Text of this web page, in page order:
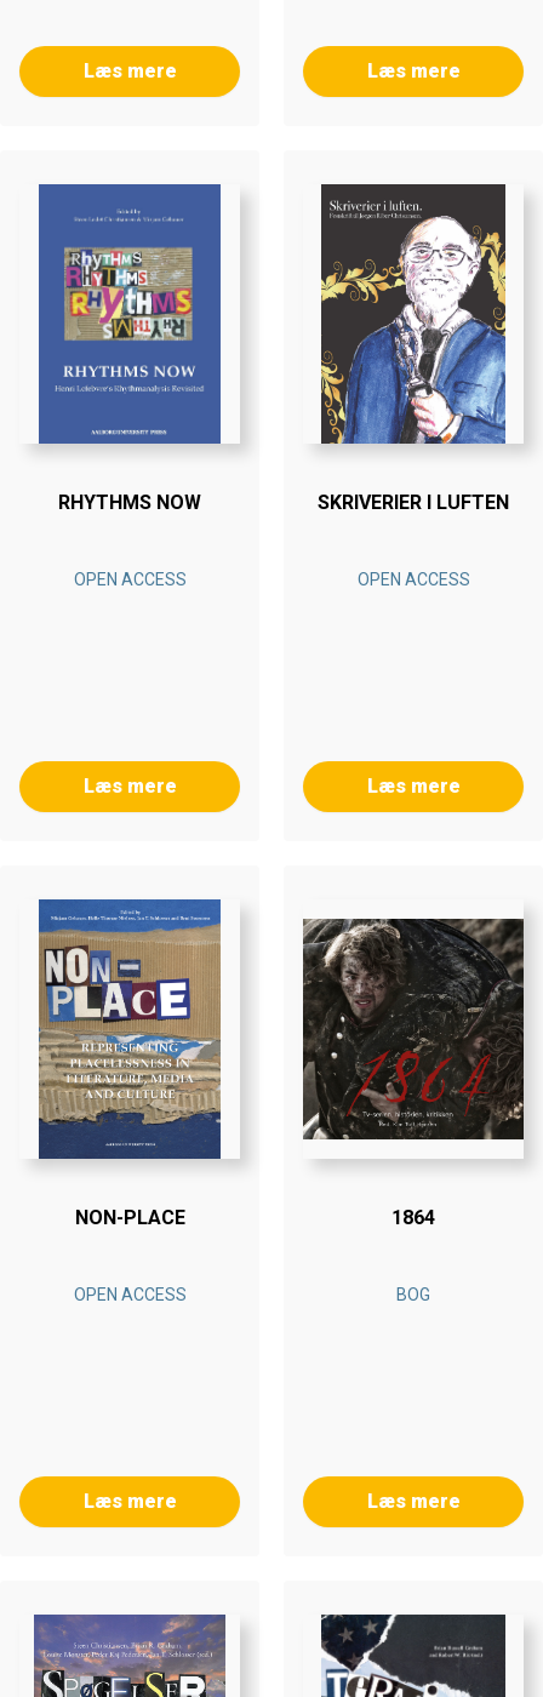
Læs mere Læs mere
RHYTHMS NOW
OPEN ACCESS
Læs mere
SKRIVERIER I LUFTEN
OPEN ACCESS
Læs mere
NON-PLACE
OPEN ACCESS
Læs mere
1864
BOG
Læs mere